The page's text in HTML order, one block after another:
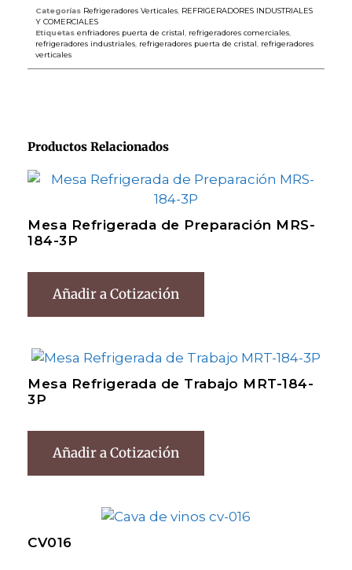
Categorías Refrigeradores Verticales, REFRIGERADORES INDUSTRIALES
Y COMERCIALES
Etiquetas enfriadores puerta de cristal , refrigeradores comerciales,
refrigeradores industriales, refrigeradores puerta de cristal , refrigeradores
verticales
Productos Relacionados
Mesa Refrigerada de Preparación MRS-
184-3P
Añadir a Cotización
Mesa Refrigerada de Trabajo MRT-184-
3P
Añadir a Cotización
CV016